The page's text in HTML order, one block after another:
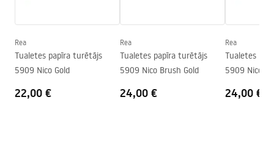
Warranty_Terms_and_Conditions_Accessories_-_24.pdf
Rea
Tualetes papīra turētājs
5909 Nico Gold
22,00 €
Rea
Tualetes papīra turētājs
5909 Nico Brush Gold
24,00 €
Rea
Tualetes
5909 Nico
24,00 €